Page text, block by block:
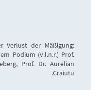
Verlust der Mäßigung:
Podium (v.l.n.r.) Prof.
Prof. Dr. Aurelian
Craiutu.